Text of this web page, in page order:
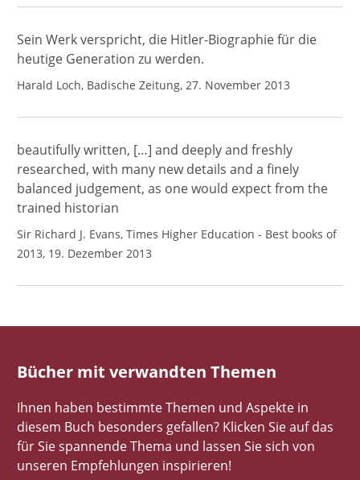
Sein Werk verspricht, die Hitler-Biographie für die
heutige Generation zu werden.
Harald Loch, Badische Zeitung, 27. November 2013
beautifully written, […] and deeply and freshly
researched, with many new details and a finely
balanced judgement, as one would expect from the
trained historian
Sir Richard J. Evans, Times Higher Education - Best books of
2013, 19. Dezember 2013
Bücher mit verwandten Themen
Ihnen haben bestimmte Themen und Aspekte in
diesem Buch besonders gefallen? Klicken Sie auf das
für Sie spannende Thema und lassen Sie sich von
unseren Empfehlungen inspirieren!